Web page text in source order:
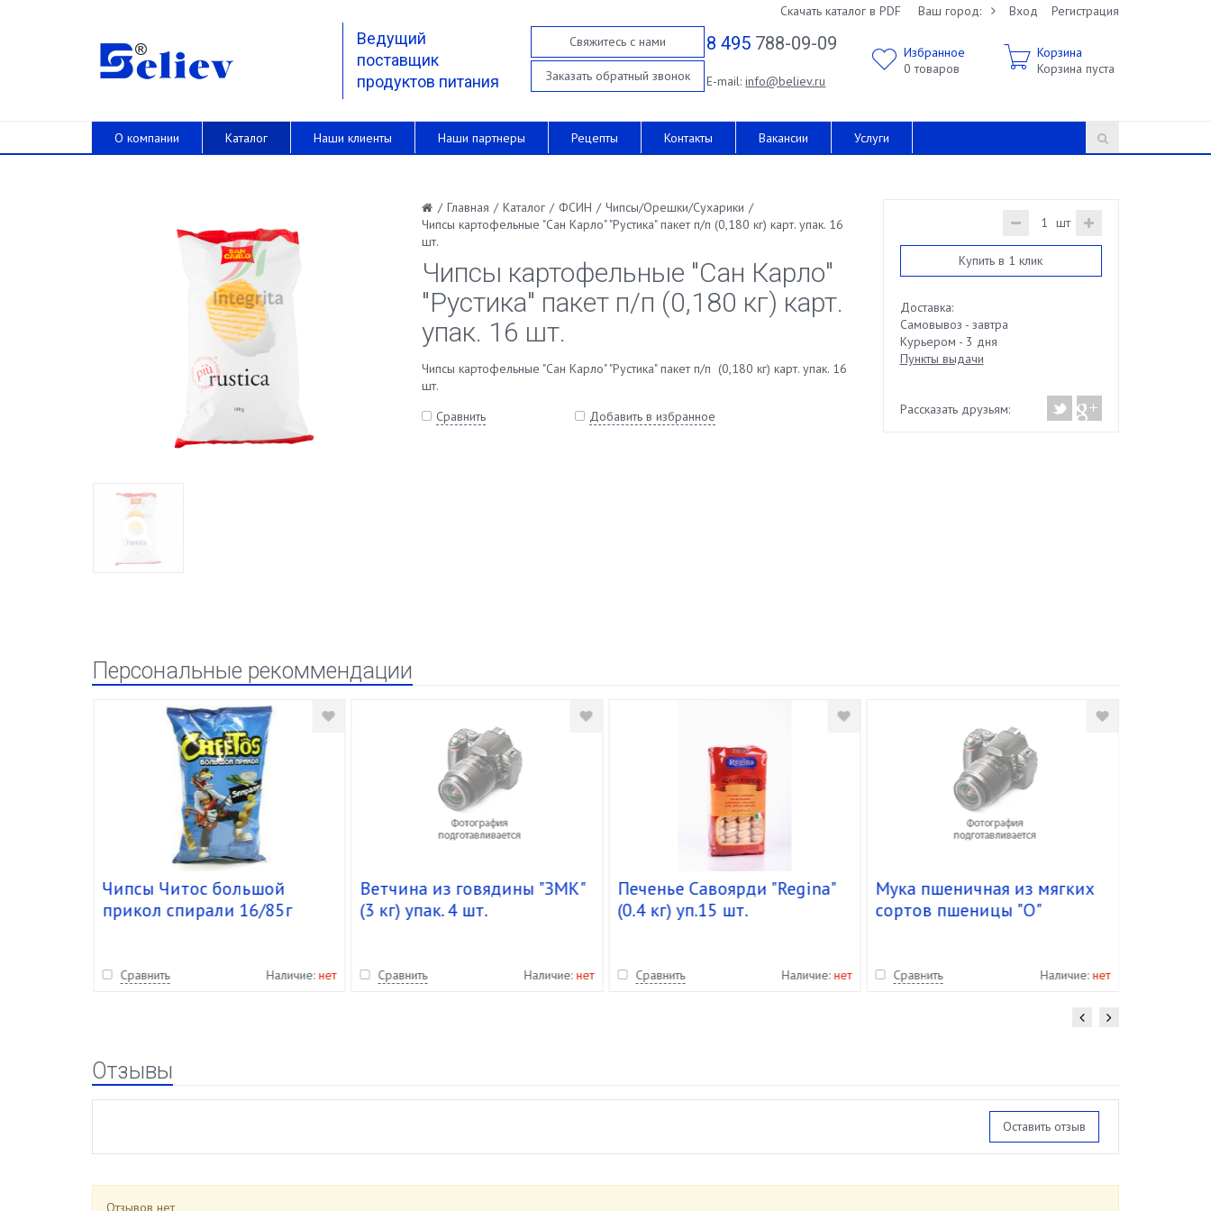
Скачать каталог в PDF Ваш город: Вход Регистрация
Ведущий
поставщик
продуктов питания
Свяжитесь с нами
Заказать обратный звонок
8 495 788-09-09
E-mail:info@believ.ru
Избранное
0 товаров
Корзина
Корзина пуста
О компании Каталог Наши клиенты Наши партнеры Рецепты Контакты Вакансии Услуги
/ Главная / Каталог / ФСИН / Чипсы/Орешки/Сухарики /
Чипсы картофельные "Сан Карло" "Рустика" пакет п/п (0,180 кг) карт. упак. 16
шт.
Чипсы картофельные "Сан Карло"
"Рустика" пакет п/п (0,180 кг) карт.
упак. 16 шт.
Чипсы картофельные "Сан Карло" "Рустика" пакет п/п (0,180 кг) карт. упак. 16
шт.
Сравнить
Добавить в избранное
шт
Купить в 1 клик
Доставка:
Самовывоз - завтра
Курьером - 3 дня
Пункты выдачи
Рассказать друзьям:
Персональные рекоммендации
Чипсы Читос большой
прикол спирали 16/85г
Сравнить Наличие: нет
Ветчина из говядины "ЗМК"
(3 кг) упак. 4 шт.
Сравнить Наличие: нет
Печенье Савоярди "Regina"
(0.4 кг) уп.15 шт.
Сравнить Наличие: нет
Мука пшеничная из мягких
сортов пшеницы "О"
Сравнить Наличие: нет
Отзывы
Оставить отзыв
Отзывов нет